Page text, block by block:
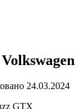
24.03.2024